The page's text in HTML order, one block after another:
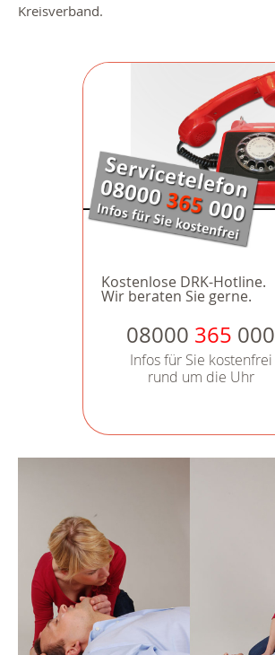
Kreisverband.
Kostenlose DRK-Hotline.
Wir beraten Sie gerne.
08000 365 000
Infos für Sie kostenfrei
rund um die Uhr